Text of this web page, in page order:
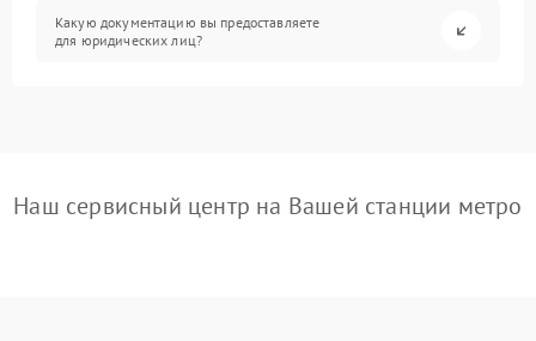
Какую документацию вы предоставляете
для юридических лиц?
Наш сервисный центр на Вашей станции метро